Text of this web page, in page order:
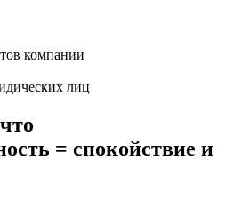
компании
лиц
= спокойствие и